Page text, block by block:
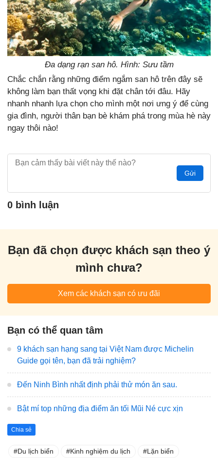
Đa dạng rạn san hô. Hình: Sưu tầm
Chắc chắn rằng những điểm ngắm san hô trên đây sẽ
không làm bạn thất vọng khi đặt chân tới đâu. Hãy
nhanh nhanh lựa chọn cho mình một nơi ưng ý để cùng
gia đình, người thân bạn bè khám phá trong mùa hè này
ngay thôi nào!
Gửi
0 bình luận
Bạn đã chọn được khách sạn theo ý
mình chưa?
Xem các khách sạn có ưu đãi
Bạn có thể quan tâm
9 khách sạn hạng sang tại Việt Nam được Michelin
Guide gọi tên, bạn đã trải nghiệm?
Đến Ninh Bình nhất định phải thử món ăn sau.
Bật mí top những địa điểm ăn tối Mũi Né cực xịn
Chia sẻ
Du lịch biển Kinh nghiệm du lịch Lặn biển